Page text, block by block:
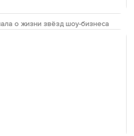
о жизни звёзд шоу-бизнеса